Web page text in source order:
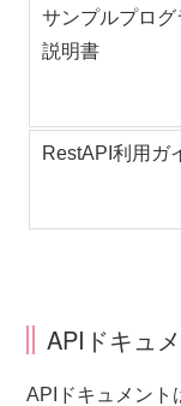
サンプルプログ
説明書
RestAPI利用ガ
APIドキュ
APIドキュメント